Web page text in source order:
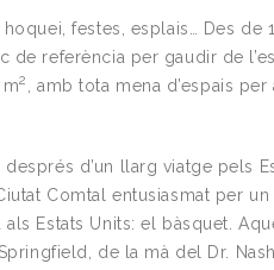
festes, esplais… Des de
de referència per gaudir de
m2
, amb tota mena d’espais
després d’un llarg viatge pels
Comtal entusiasmat per
Estats Units: el bàsquet.
Springfield, de la mà del Dr.